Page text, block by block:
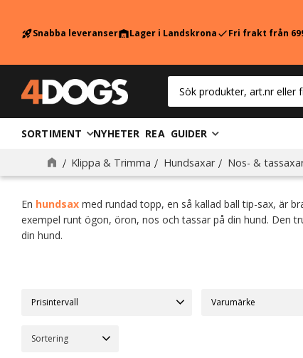
rocket_launchSnabba leveranserwarehouseLager i LandskronacheckFri frakt från
SORTIMENT NYHETER REA GUIDER
Klippa & Trimma Hundsaxar Nos- &
Nos- & tassaxar
En hundsax med rundad topp, en så kallad ball tip-sax, är
exempel runt ögon, öron, nos och tassar på din hund. Den
din hund.
Prisintervall